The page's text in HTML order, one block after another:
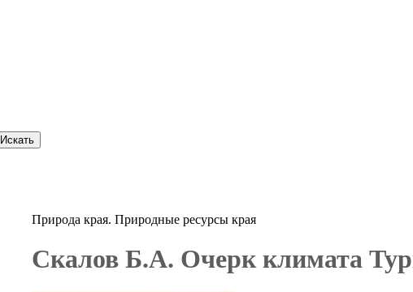
Искать
Природа края. Природные ресурсы края
Скалов Б.А. Очерк климата